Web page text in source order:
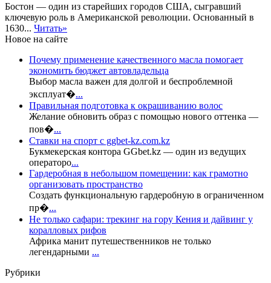
Бостон — один из старейших городов США, сыгравший
ключевую роль в Американской революции. Основанный в
1630... Читать»
Новое на сайте
Почему применение качественного масла помогает
экономить бюджет автовладельца
Выбор масла важен для долгой и беспроблемной
эксплуат�...
Правильная подготовка к окрашиванию волос
Желание обновить образ с помощью нового оттенка —
пов�...
Ставки на спорт с ggbet-kz.com.kz
Букмекерская контора GGbet.kz — один из ведущих
операторо...
Гардеробная в небольшом помещении: как грамотно
организовать пространство
Создать функциональную гардеробную в ограниченном
пр�...
Не только сафари: трекинг на гору Кения и дайвинг у
коралловых рифов
Африка манит путешественников не только
легендарными ...
Рубрики